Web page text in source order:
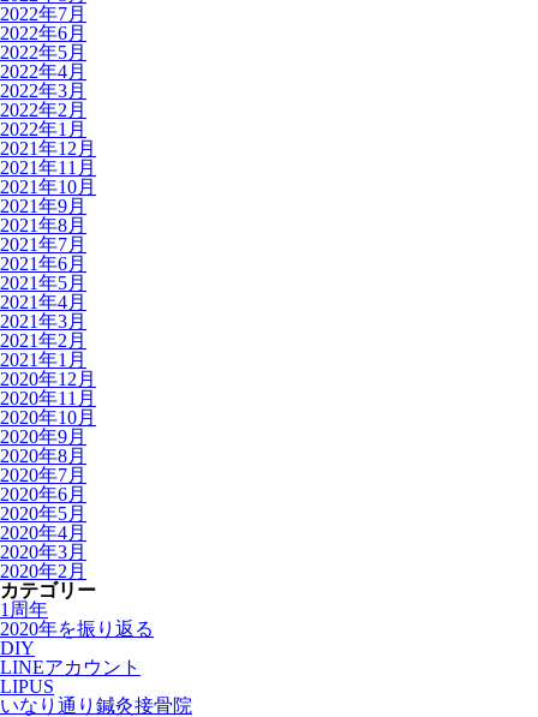
2022年7月
2022年6月
2022年5月
2022年4月
2022年3月
2022年2月
2022年1月
2021年12月
2021年11月
2021年10月
2021年9月
2021年8月
2021年7月
2021年6月
2021年5月
2021年4月
2021年3月
2021年2月
2021年1月
2020年12月
2020年11月
2020年10月
2020年9月
2020年8月
2020年7月
2020年6月
2020年5月
2020年4月
2020年3月
2020年2月
カテゴリー
1周年
2020年を振り返る
DIY
LINEアカウント
LIPUS
いなり通り鍼灸接骨院